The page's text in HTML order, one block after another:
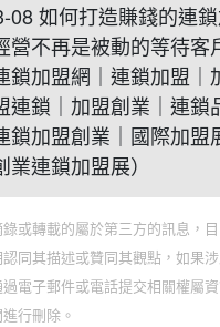
08 如何打造賺錢的連
營不再是被動的等待客
鎖加盟網｜連鎖加盟｜
連鎖｜加盟創業｜連鎖
鎖加盟創業｜國際加
業連鎖加盟展）
或轉載的屬於第三方的訊息，
同其描述或贊同其觀點，如果
電子郵件或電話提交相關權屬
行刪除。